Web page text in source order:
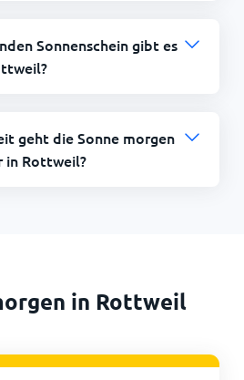
Sonnenschein gibt es
geht die Sonne morgen
in Rottweil?
in Rottweil